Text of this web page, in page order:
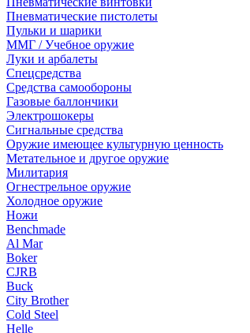
Пневматические пистолеты
Пульки и шарики
ММГ / Учебное оружие
Луки и арбалеты
Спецсредства
Средства самообороны
Газовые баллончики
Электрошокеры
Сигнальные средства
Оружие имеющее культурную ценность
Метательное и другое оружие
Милитария
Огнестрельное оружие
Холодное оружие
Ножи
Benchmade
Al Mar
Boker
CJRB
Buck
City Brother
Cold Steel
Helle